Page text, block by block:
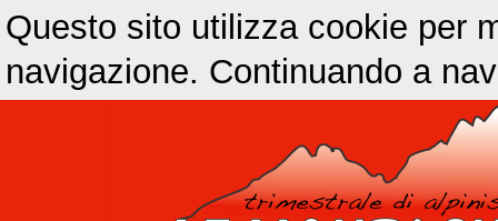
Questo sito utilizza cookie per
navigazione. Continuando a